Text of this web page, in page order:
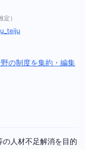
定）
の制度を集約・編集
人材不足解消を目的